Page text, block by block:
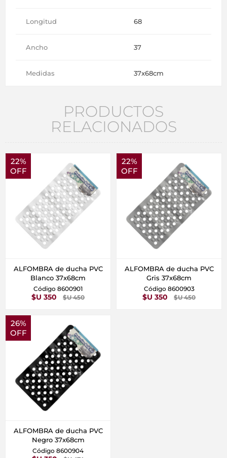
Longitud 68
Ancho 37
Medidas 37x68cm
PRODUCTOS
RELACIONADOS
22%
OFF
ALFOMBRA de ducha PVC
Blanco 37x68cm
Código 8600901
$U 350 $U 450
22%
OFF
ALFOMBRA de ducha PVC
Gris 37x68cm
Código 8600903
$U 350 $U 450
26%
OFF
ALFOMBRA de ducha PVC
Negro 37x68cm
Código 8600904